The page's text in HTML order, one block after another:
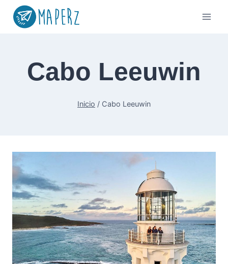
Saltar
Cabo Leeuwin
Inicio / Cabo Leeuwin